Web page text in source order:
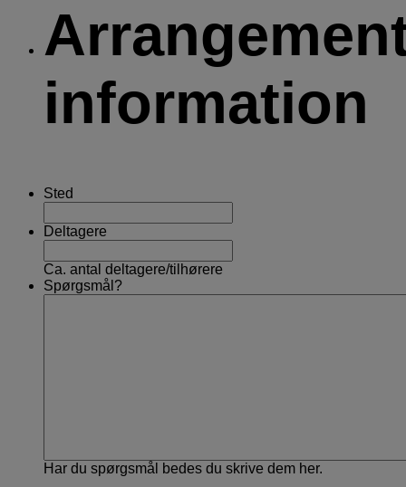
information
Sted
Deltagere
Ca. antal deltagere/tilhørere
Spørgsmål?
Har du spørgsmål bedes du skrive dem her.